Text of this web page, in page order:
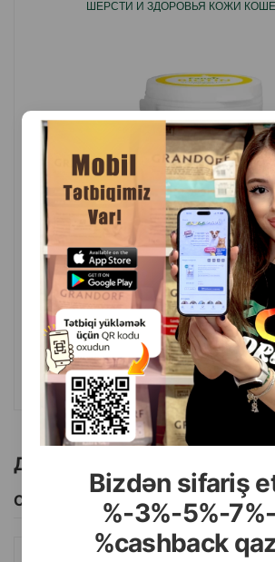
Bizdən sifariş
%-3%-5%-
%cashback
Добавлять в корм / воду.
Страна производитель: Нидерланды.
ШЕРСТИ И ЗДОРОВЬЯ КОЖИ
( Отзывы)
Масса Цена
1 шт
24 27.20
КУПИТЬ
Другие товоры бренда
Смотреть Все